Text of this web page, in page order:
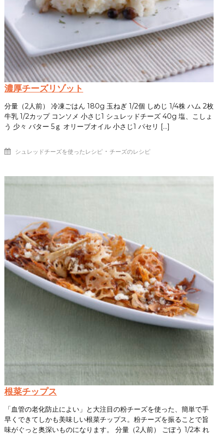
濃厚チーズリゾット
分量（2人前） 冷凍ごはん 180g 玉ねぎ 1/2個 しめじ 1/4株 ハム 2枚
牛乳 1/2カップ コンソメ 小さじ1 シュレッドチーズ 40g 塩、こしょ
う 少々 バター 5ｇ オリーブオイル 小さじ1 パセリ […]
シュレッドチーズを使ったレシピ・ チーズのレシピ
根菜チップス
「血管の老化防止によい」と大注目の粉チーズを使った、簡単で手
早くできてしかも美味しい根菜チップス。粉チーズを振ることで旨
味がぐっと奥深いものになります。 分量（2人前） ごぼう 1/2本 れ